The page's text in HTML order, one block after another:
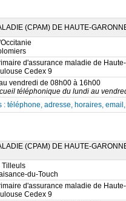
(CPAM) DE HAUTE-
d'assurance maladie de
Cedex 9
vendredi de 08h00 à 16h00
téléphonique du lundi au
: téléphone, adresse, horaires,
(CPAM) DE HAUTE-
Tilleuls
du-Touch
d'assurance maladie de
Cedex 9